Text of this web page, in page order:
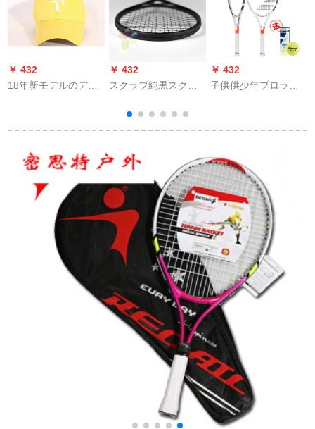
￥ 432
18年新モデルのデニ
￥ 432
スクラブ純黒スクラ
性初心者練習ラクト
リングセットA無包コ
￥ 432
子供供少年プロラク
JUNIOR 25已ガト付